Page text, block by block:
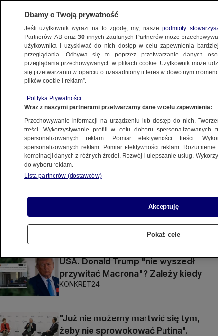
Atak na pakistańskie bazy i odwet.
Znów gorąco między sąsiadami
ŚWIAT
Trump o powrocie Rosji do G7:
to nie jest dobry moment
BIZNES
Ministrowie mieli "potraktować
z humorem" narrację Trumpa.
Szefowa MSZ Kanady: to nie żart
USA. Donald Trump "nie wyszedł
przywitać Macrona"? Zależy kiedy
KONKRET24
"Już nie możemy martwić się tym,
żeby nie sprowokować Putina".
Dbamy o Twoją prywatność
Jeśli użytkownik wyrazi na to zgodę, my, naszepodmioty
Partnerów IAB oraz30 innych Zaufanych Partnerów może
użytkownika i uzyskiwać do nich dostęp w celu zapewnienia
przeglądania. Odbywa się to poprzez przetwarzanie danych
przeglądania przechowywanych w plikach cookie. Użytkownik może
się przetwarzaniu w oparciu o uzasadniony interes w dowolnym
plików cookie i reklam”.
Polityka Prywatności
Wraz z naszymi partnerami przetwarzamy dane w celu zapewnienia:
Przechowywanie informacji na urządzeniu lub dostęp do nich.
treści. Wykorzystywanie profili w celu doboru spersonalizowanych
spersonalizowanych reklam. Pomiar efektywności treści.
spersonalizowanych reklam. Pomiar efektywności reklam.
kombinacji danych z różnych źródeł. Rozwój i ulepszanie usług.
do wyboru reklam.
Lista partnerów (dostawców)
Akceptuję
Pokaż cele